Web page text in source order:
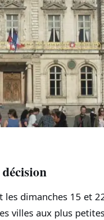
dimanches 15 et
villes aux plus